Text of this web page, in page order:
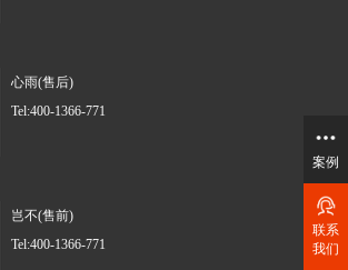
心雨(售后)
Tel:400-1366-771
岂不(售前)
Tel:400-1366-771
案例
联系
我们